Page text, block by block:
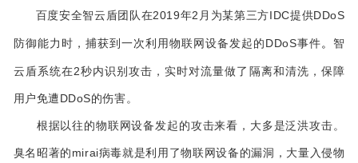
百度安全智云盾团队在2019年2月为某第三方IDC提供DDoS
防御能力时，捕获到一次利用物联网设备发起的DDoS事件。 智
云盾系统在2秒内识别攻击，实时对流量做了隔离和清洗，保障
用户免遭DDoS的伤害。
根据以往的物联网设备发起的攻击来看，大多是泛洪攻击。
臭名昭著的mirai病毒就是利用了物联网设备的漏洞，大量入侵物